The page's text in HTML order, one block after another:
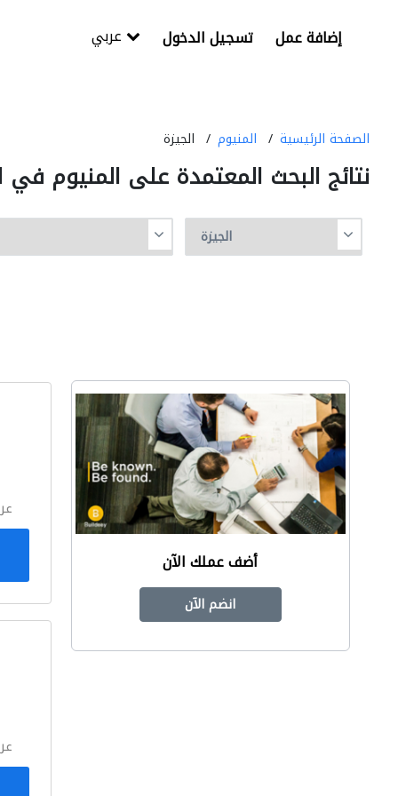
تسجيل الدخول إضافة عمل
الصفحة الرئيسية المنيوم الجيزة
نتائج البحث المعتمدة على المنيوم في
أضف عملك الآن
انضم الآن